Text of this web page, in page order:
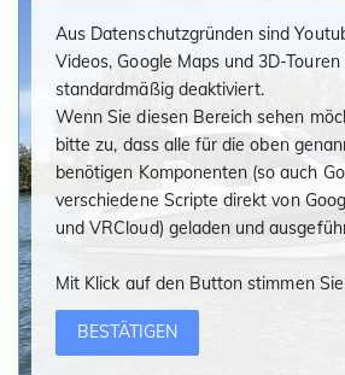
Stadt-Wasseranschluss
9'' GPS Simrad evo 3 mit HDI
Stereo Radio Fusion mit 6
VesselView Link
oder einzelne Optionen:
Schmutzwassertank nur
Schmutzwassertank manuelle
Landanschluss
Bimini
Bimini mit Seitenteilen
Flexiteak Bodenbelag
Aus Datenschutzgründen sind
Videos, Google Maps und 3D-Touren
standardmäßig deaktiviert.
Wenn Sie diesen Bereich sehen
bitte zu, dass alle für die oben
benötigen Komponenten (so auch
verschiedene Scripte direkt von
und VRCloud) geladen und
Mit Klick auf den Button stimmen
BESTÄTIGEN